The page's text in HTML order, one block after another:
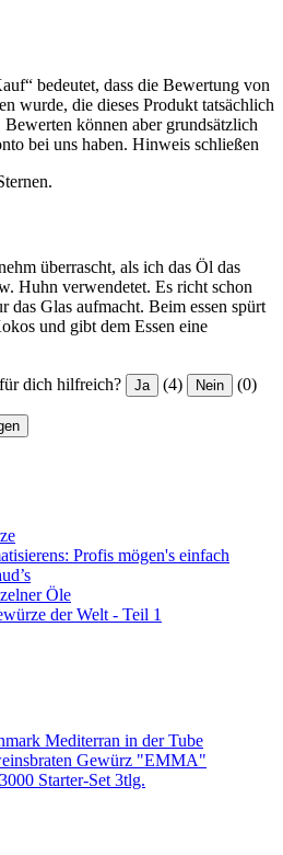
bedeutet, dass die Bewertung von
wurde, die dieses Produkt tatsächlich
können aber grundsätzlich
bei uns haben. Hinweis schließen
überrascht, als ich das Öl das
Huhn verwendetet. Es richt schon
das Glas aufmacht. Beim essen spürt
und gibt dem Essen eine
dich hilfreich? Ja (4) Nein (0)
Profis mögen's einfach
Öle
der Welt - Teil 1
Mediterran in der Tube
Gewürz "EMMA"
Starter-Set 3tlg.